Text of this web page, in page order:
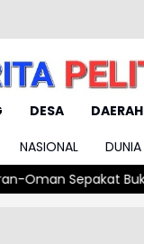
DESA DAERAH
NASIONAL DUNIA
Hormuz 60 Hari